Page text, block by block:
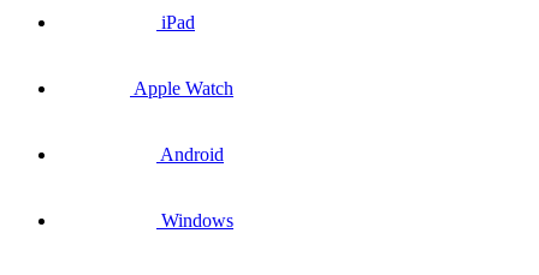
iPad
Apple Watch
Android
Windows